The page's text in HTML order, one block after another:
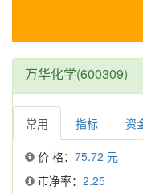
万华化学(600309)
常用 指标 资
价 格： 75.72 元
市净率： 2.25